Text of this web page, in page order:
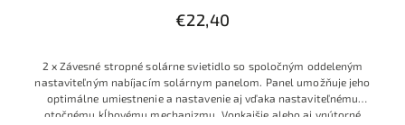
€22,40
2 x Závesné stropné solárne svietidlo so spoločným oddeleným
nastaviteľným nabíjacím solárnym panelom. Panel umožňuje jeho
optimálne umiestnenie a nastavenie aj vďaka nastaviteľnému
otočnému kĺbovému mechanizmu. Vonkajšie alebo aj vnútorné